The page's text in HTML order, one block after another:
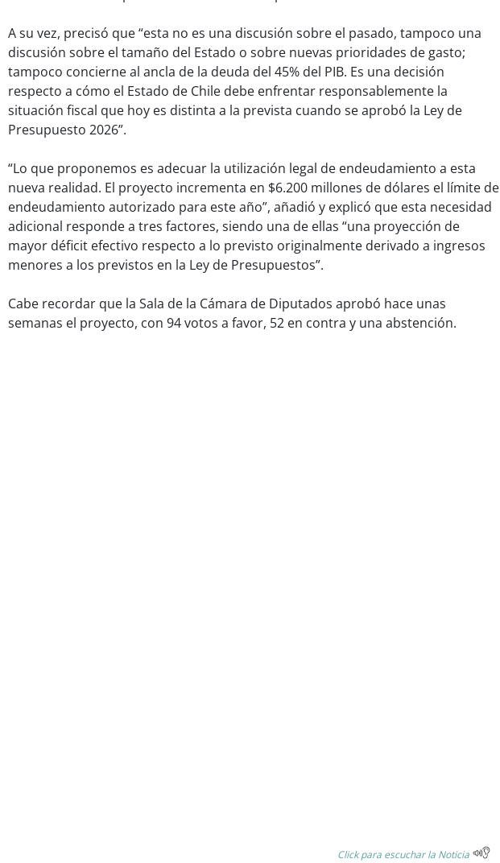
A su vez, precisó que “esta no es una discusión sobre el pasado, tampoco una
discusión sobre el tamaño del Estado o sobre nuevas prioridades de gasto;
tampoco concierne al ancla de la deuda del 45% del PIB. Es una decisión
respecto a cómo el Estado de Chile debe enfrentar responsablemente la
situación fiscal que hoy es distinta a la prevista cuando se aprobó la Ley de
Presupuesto 2026”.
“Lo que proponemos es adecuar la utilización legal de endeudamiento a esta
nueva realidad. El proyecto incrementa en $6.200 millones de dólares el límite de
endeudamiento autorizado para este año”, añadió y explicó que esta necesidad
adicional responde a tres factores, siendo una de ellas “una proyección de
mayor déficit efectivo respecto a lo previsto originalmente derivado a ingresos
menores a los previstos en la Ley de Presupuestos”.
Cabe recordar que la Sala de la Cámara de Diputados aprobó hace unas
semanas el proyecto, con 94 votos a favor, 52 en contra y una abstención.
Click para escuchar la Noticia